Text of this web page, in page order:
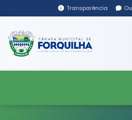
Transparência